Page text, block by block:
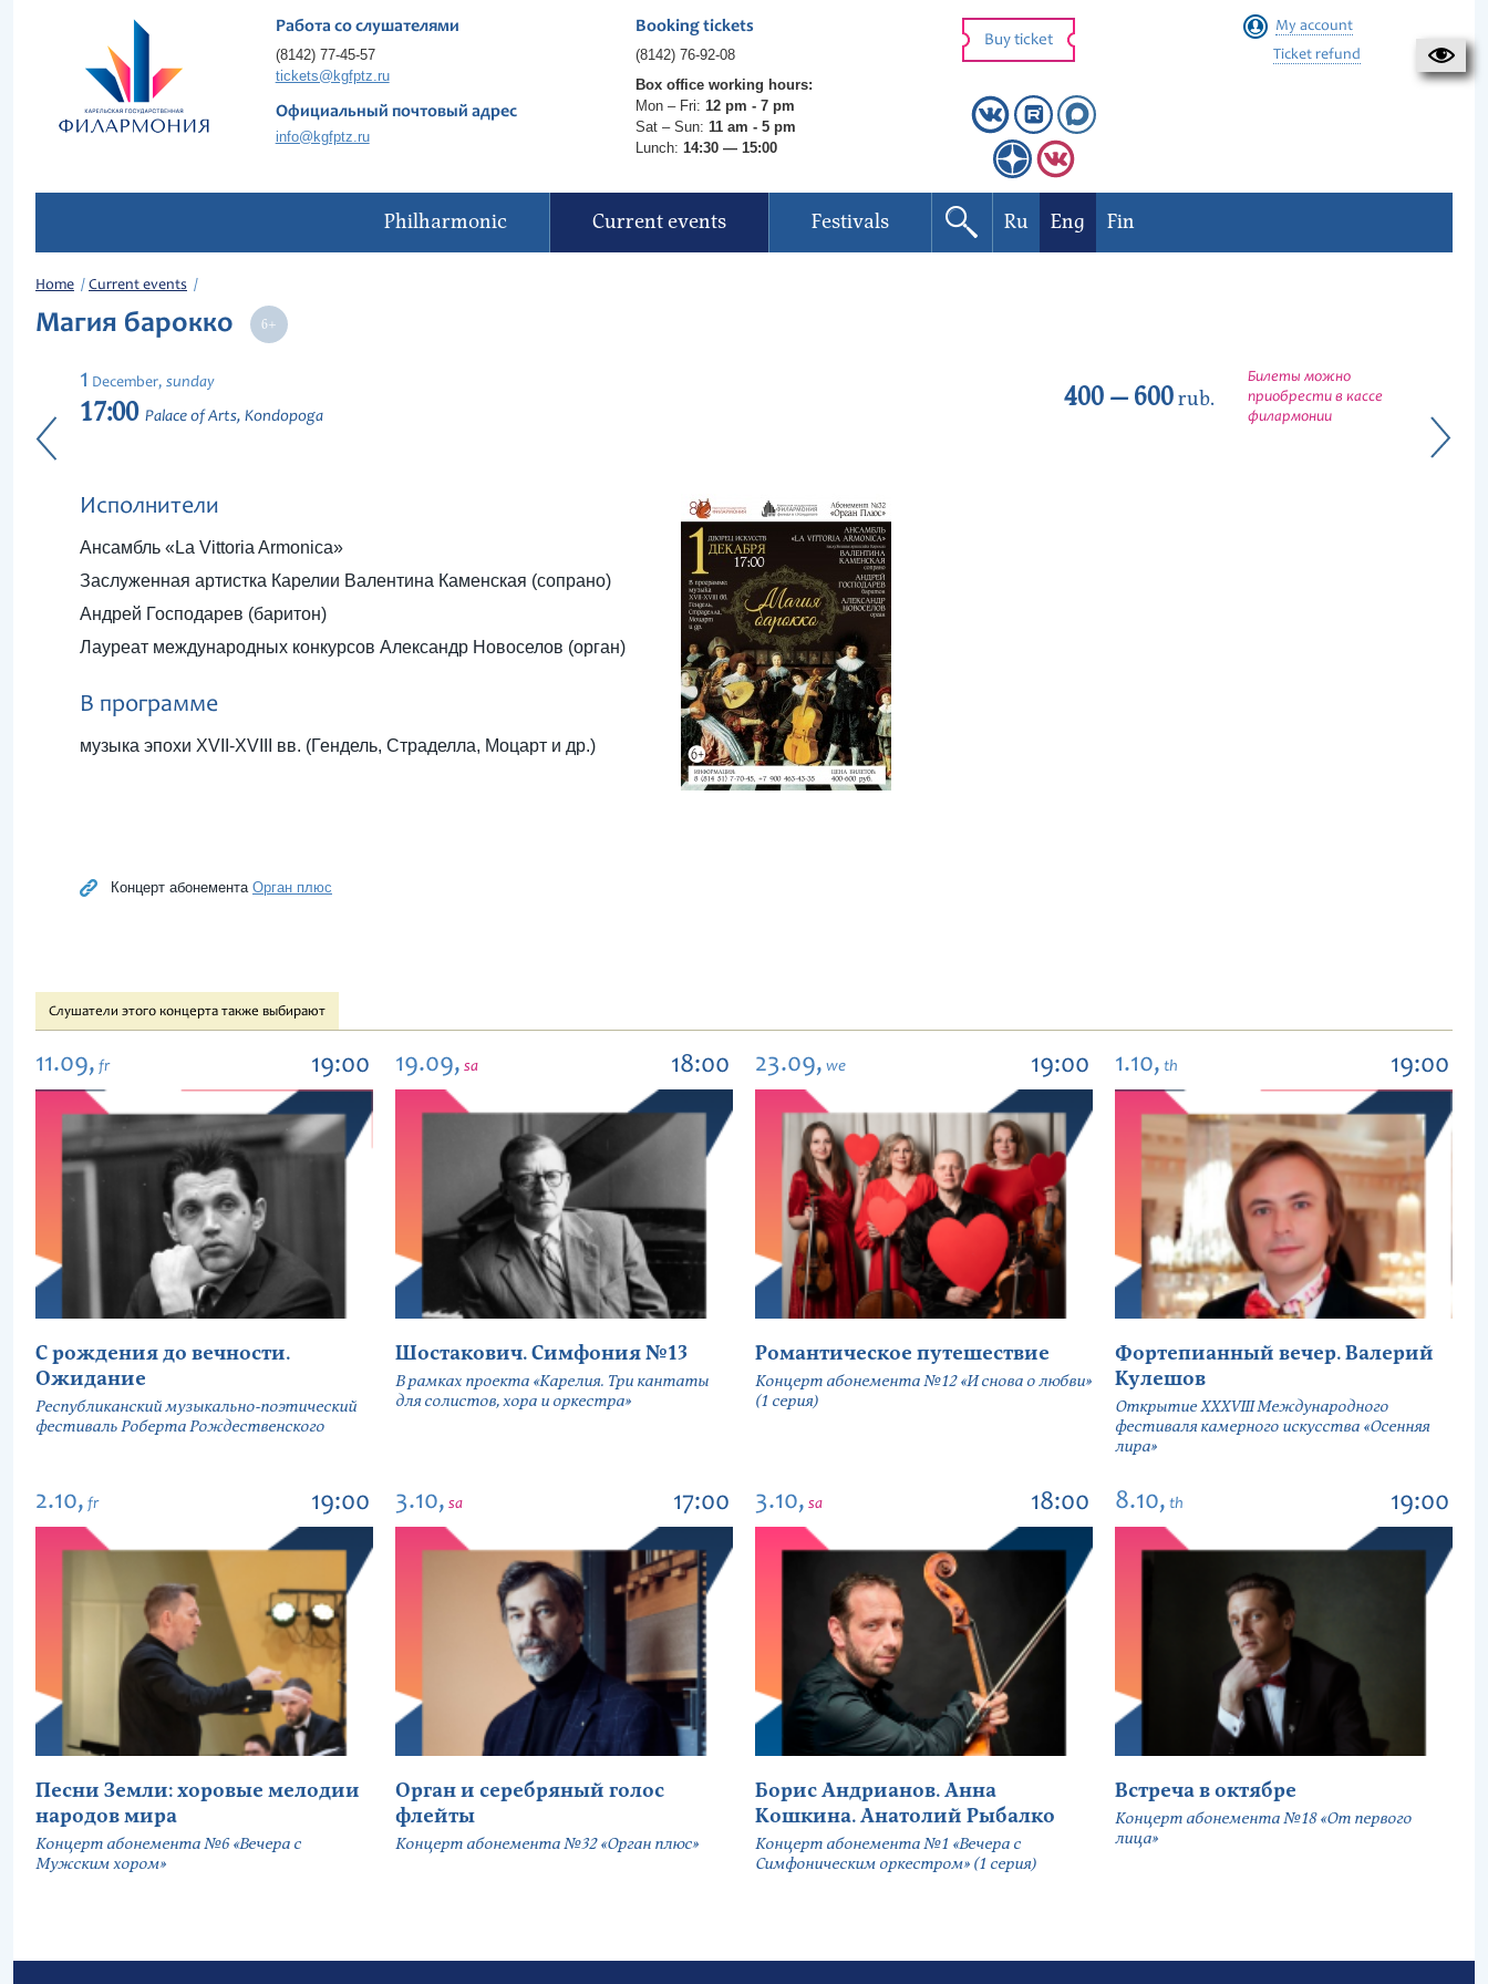
Работа со слушателями
(8142) 77-45-57
tickets@kgfptz.ru
Официальный почтовый адрес
info@kgfptz.ru
Booking tickets
(8142) 76-92-08
Box office working hours:
Mon – Fri: 12 pm - 7 pm
Sat – Sun: 11 am - 5 pm
Lunch: 14:30 — 15:00
Buy ticket
My account
Ticket refund
Philharmonic Current events Festivals Ru Eng Fin
Home Current events
Магия барокко
1 December, sunday
17:00 Palace of Arts, Kondopoga
400 — 600rub.
Билеты можно
приобрести в кассе
филармонии
Исполнители
Ансамбль «La Vittoria Armonica»
Заслуженная артистка Карелии Валентина Каменская (сопрано)
Андрей Господарев (баритон)
Лауреат международных конкурсов Александр Новоселов (орган)
В программе
музыка эпохи XVII-XVIII вв. (Гендель, Страделла, Моцарт и др.)
Концерт абонемента Орган плюс
Слушатели этого концерта также выбирают
11.09, fr 19:00
С рождения до вечности.
Ожидание
Республиканский музыкально-поэтический
фестиваль Роберта Рождественского
19.09, sa 18:00
Шостакович. Симфония №13
В рамках проекта «Карелия. Три кантаты
для солистов, хора и оркестра»
23.09, we 19:00
Романтическое путешествие
Концерт абонемента №12 «И снова о любви»
(1 серия)
1.10, th 19:00
Фортепианный вечер. Валерий
Кулешов
Открытие ХХХVIII Международного
фестиваля камерного искусства «Осенняя
лира»
2.10, fr 19:00
Песни Земли: хоровые мелодии
народов мира
Концерт абонемента №6 «Вечера с
Мужским хором»
3.10, sa 17:00
Орган и серебряный голос
флейты
Концерт абонемента №32 «Орган плюс»
3.10, sa 18:00
Борис Андрианов. Анна
Кошкина. Анатолий Рыбалко
Концерт абонемента №1 «Вечера с
Симфоническим оркестром» (1 серия)
8.10, th 19:00
Встреча в октябре
Концерт абонемента №18 «От первого
лица»